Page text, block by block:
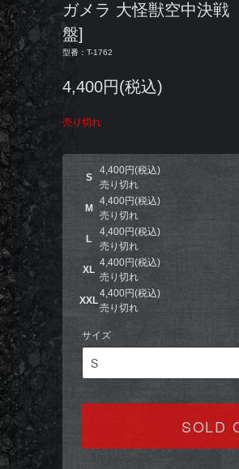
ガメラ 大怪獣空中決戦
盤]
型番：T-1762
4,400円(税込)
売り切れ
S
4,400円(税込)
売り切れ
M
4,400円(税込)
売り切れ
L
4,400円(税込)
売り切れ
XL
4,400円(税込)
売り切れ
XXL
4,400円(税込)
売り切れ
サイズ
SOLD